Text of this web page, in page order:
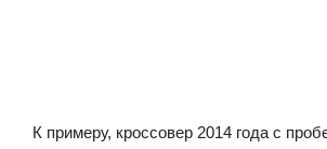
К примеру, кроссовер 2014 года с